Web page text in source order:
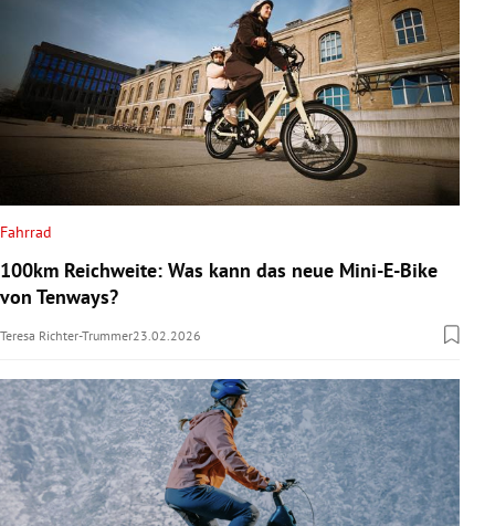
Fahrrad
100km Reichweite: Was kann das neue Mini-E-Bike
von Tenways?
Teresa Richter-Trummer23.02.2026